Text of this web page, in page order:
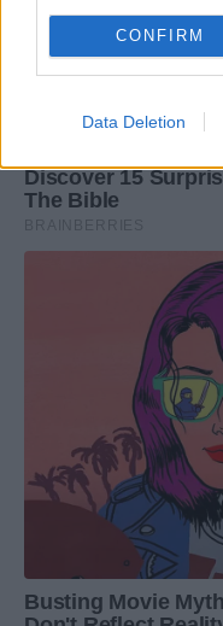
CONFIRM
Data Deletion